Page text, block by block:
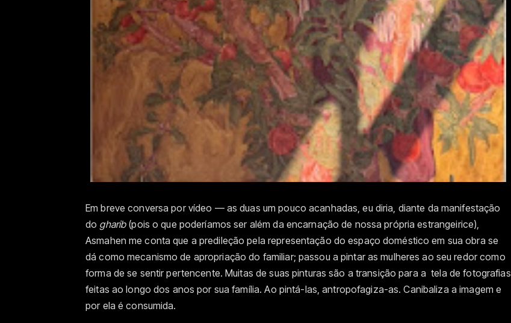
Em breve conversa por vídeo — as duas um pouco acanhadas, eu diria, diante da manifestação
do gharib(pois o que poderíamos ser além da encarnação de nossa própria estrangeirice),
Asmahen me conta que a predileção pela representação do espaço doméstico em sua obra se
dá como mecanismo de apropriação do familiar; passou a pintar as mulheres ao seu redor como
forma de se sentir pertencente. Muitas de suas pinturas são a transição para a tela de fotografias
feitas ao longo dos anos por sua família. Ao pintá-las, antropofagiza-as. Canibaliza a imagem e
por ela é consumida.